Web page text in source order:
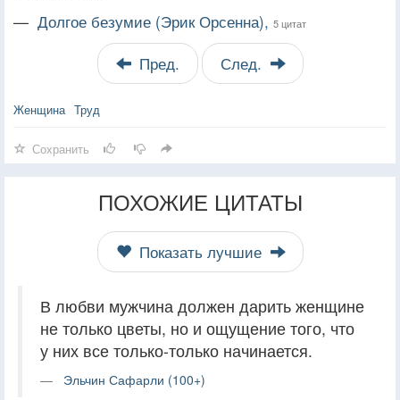
— Долгое безумие (Эрик Орсенна), 5 цитат
Пред. След.
Женщина Труд
Сохранить
ПОХОЖИЕ ЦИТАТЫ
Показать лучшие
В любви мужчина должен дарить женщине
не только цветы, но и ощущение того, что
у них все только-только начинается.
Эльчин Сафарли (100+)